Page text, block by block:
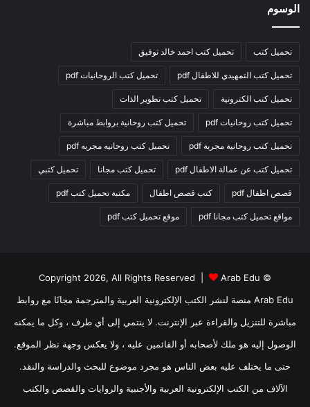
الوسوم
تحميل كتب تحميل كتب احمد خالد توفيق
تحميل كتب التمهيدي للاطفال pdf تحميل كتب الروحانيات pdf
تحميل كتب الكترونية تحميل كتب تطوير الذات
تحميل كتب روحانيات pdf تحميل كتب روحانية بروابط مباشرة
تحميل كتب روحانية مجربة pdf تحميل كتب روحانيه مجربه pdf
تحميل كتب عن عمالة الاطفال pdf تحميل كتب مجانا تحميل كتبي
قصص اطفال pdf كتب قصص اطفال مكتبة تحميل كتب pdf
مواقع تحميل كتب مجانا pdf موقع تحميل كتب pdf
© Copyright 2026, All Rights Reserved |
Arab Edu
Arab Edu منصة لنشر الكتب الإلكترونية العربية والمترجمة مجانًا مع روابط
مباشرة للتنزيل والقراءة عبر الإنترنت. لا ينتمي إلى أي طرف ، وكل ما يمكنه
الوصول إليه هو ملك لأصحابه أو القائمين عليه ، ولا يعكس وجهة نظر الموقع.
حتى ما يختلف عليه بعض الناس هو مجرد موضوع للبحث والدراسة والنقد.
الآلاف من الكتب الإلكترونية العربية والأجنبية والروايات والقصص والكتب